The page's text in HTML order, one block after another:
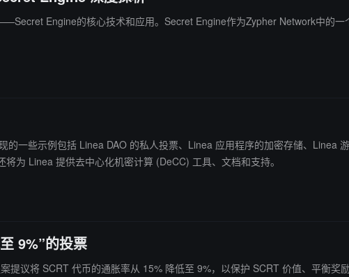
Engine的核心技术和应用。Secret Engine作为Zypher Network中的一
一些示例包括 Linea DAO 的私人投票、Linea 应用程序的加密存储、Linea
为 Linea 提供去中心化机密计算 (DeCC) 工具、文档和支持。
9%”的投票
议将 SCRT 代币的通胀率从 15% 降低至 9%，以保护 SCRT 价值、平衡奖